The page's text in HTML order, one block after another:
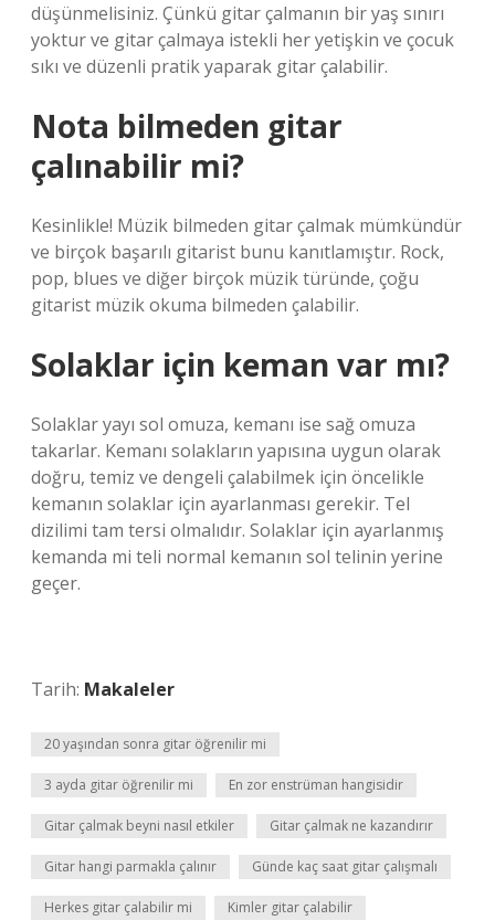
düşünmelisiniz. Çünkü gitar çalmanın bir yaş sınırı
yoktur ve gitar çalmaya istekli her yetişkin ve çocuk
sıkı ve düzenli pratik yaparak gitar çalabilir.
Nota bilmeden gitar
çalınabilir mi?
Kesinlikle! Müzik bilmeden gitar çalmak mümkündür
ve birçok başarılı gitarist bunu kanıtlamıştır. Rock,
pop, blues ve diğer birçok müzik türünde, çoğu
gitarist müzik okuma bilmeden çalabilir.
Solaklar için keman var mı?
Solaklar yayı sol omuza, kemanı ise sağ omuza
takarlar. Kemanı solakların yapısına uygun olarak
doğru, temiz ve dengeli çalabilmek için öncelikle
kemanın solaklar için ayarlanması gerekir. Tel
dizilimi tam tersi olmalıdır. Solaklar için ayarlanmış
kemanda mi teli normal kemanın sol telinin yerine
geçer.
Tarih: Makaleler
20 yaşından sonra gitar öğrenilir mi
3 ayda gitar öğrenilir mi En zor enstrüman hangisidir
Gitar çalmak beyni nasıl etkiler Gitar çalmak ne kazandırır
Gitar hangi parmakla çalınır Günde kaç saat gitar çalışmalı
Herkes gitar çalabilir mi Kimler gitar çalabilir